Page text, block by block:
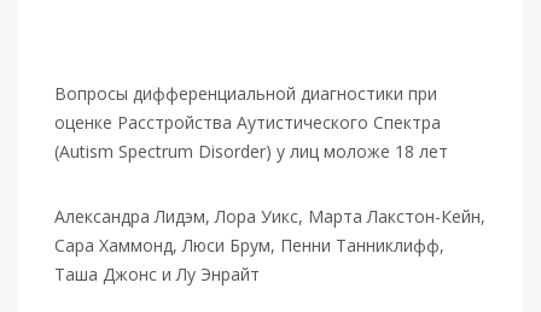
Вопросы дифференциальной диагностики при
оценке Расстройства Аутистического Спектра
(Autism Spectrum Disorder) у лиц моложе 18 лет
Александра Лидэм, Лора Уикс, Марта Лакстон-Кейн,
Сара Хаммонд, Люси Брум, Пенни Танниклифф,
Таша Джонс и Лу Энрайт